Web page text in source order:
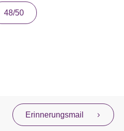
48/50
Erinnerungsmail